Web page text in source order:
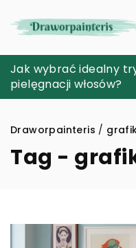
Na czym polega
Jak wybrać idealny
pielęgnacji włosów?
Poradnik, jak
przyjęcie
Draworpainteris /
Tag -